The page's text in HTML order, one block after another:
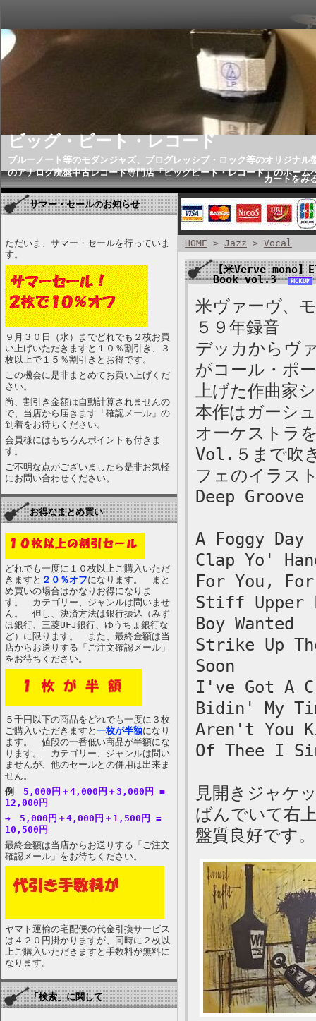
ビッグ・ビート・レコード
ブルーノート等のモダンジャズ、プログレッシブ・ロック等のオリジナル
のアナログ廃盤中古レコード専門店「ビッグビート・レコード」のホーム
カートをみ
サマー・セールのお知らせ
ただいま、サマー・セールを行っていま
す。
９月３０日（水）までどれでも２枚お買
い上げいただきますと１０％割引き、３
枚以上で１５％割引きとお得です。
この機会に是非まとめてお買い上げくだ
さい。
尚、割引き金額は自動計算されませんの
で、当店から届きます「確認メール」の
到着をお待ちください。
会員様にはもちろんポイントも付きま
す。
ご不明な点がございましたら是非お気軽
にお問い合わせください。
お得なまとめ買い
どれでも一度に１０枚以上ご購入いただ
きますと ２０％オフになります。 まと
め買いの場合はかなりお得になりま
す。 カテゴリー、ジャンルは問いませ
ん。 但し、決済方法は銀行振込（みず
ほ銀行、三菱UFJ銀行、ゆうちょ銀行な
ど）に限ります。 また、最終金額は当
店からお送りする「ご注文確認メール」
をお待ちください。
５千円以下の商品をどれでも一度に３枚
ご購入いただきますと 一枚が半額になり
ます。 値段の一番低い商品が半額にな
ります。 カテゴリー、ジャンルは問い
ませんが、他のセールとの併用は出来ま
せん。
例
5,000円＋4,000円＋3,000円 =
12,000円
→ 5,000円＋4,000円＋1,500円 =
10,500円
最終金額は当店からお送りする「ご注文
確認メール」をお待ちください。
ヤマト運輸の宅配便の代金引換サービス
は４２０円掛かりますが、同時に２枚以
上ご購入いただきますと手数料が無料に
なります。
「検索」に関して
HOME > Jazz > Vocal
【米Verve mono
Book vol.3
米ヴァーヴ、
５９年録音
デッカからヴ
がコール・ポ
上げた作曲家
本作はガーシ
オーケストラ
Vol.５まで吹
フェのイラス
Deep Groove
A Foggy Day
Clap Yo'
For You,
Stiff Upper
Boy Wanted
Strike Up
Soon
I've Got A
Bidin' My
Aren't You
Of Thee I
見開きジャケ
ばんでいて右
盤質良好です。